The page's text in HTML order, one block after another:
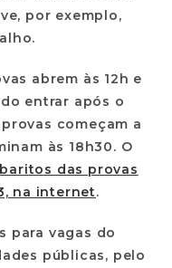
por exemplo,
abrem às 12h e
entrar após o
começam a
às 18h30. O
das provas
na internet.
para vagas do
públicas, pelo